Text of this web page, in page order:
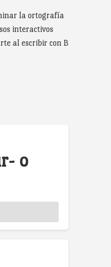
la ortografía
interactivos
al escribir con B
o